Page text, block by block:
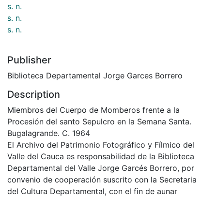
s. n.
s. n.
s. n.
Publisher
Biblioteca Departamental Jorge Garces Borrero
Description
Miembros del Cuerpo de Momberos frente a la
Procesión del santo Sepulcro en la Semana Santa.
Bugalagrande. C. 1964
El Archivo del Patrimonio Fotográfico y Fílmico del
Valle del Cauca es responsabilidad de la Biblioteca
Departamental del Valle Jorge Garcés Borrero, por
convenio de cooperación suscrito con la Secretaria
del Cultura Departamental, con el fin de aunar